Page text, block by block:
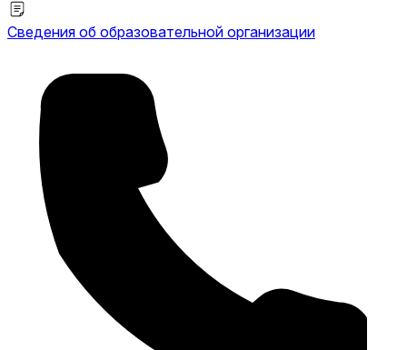
Сведения об образовательной организации